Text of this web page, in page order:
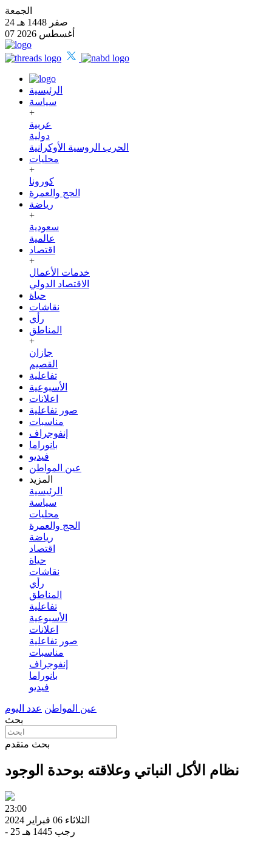
الجمعة
24 صفر 1448 هـ
07 أغسطس 2026
الرئيسية
سياسة
+
عربية
دولية
الحرب الروسية الأوكرانية
محليات
+
كورونا
الحج والعمرة
رياضة
+
سعودية
عالمية
اقتصاد
+
خدمات الأعمال
الاقتصاد الدولي
حياة
نقاشات
رأي
المناطق
+
جازان
القصيم
تفاعلية
الأسبوعية
اعلانات
صور تفاعلية
مناسبات
إنفوجراف
بانوراما
فيديو
عين المواطن
المزيد
الرئيسية
سياسة
محليات
الحج والعمرة
رياضة
اقتصاد
حياة
نقاشات
رأي
المناطق
تفاعلية
الأسبوعية
اعلانات
صور تفاعلية
مناسبات
إنفوجراف
بانوراما
فيديو
عين المواطن عدد اليوم
بحث
بحث متقدم
نظام الأكل النباتي وعلاقته بوحدة الوجود
23:00
الثلاثاء 06 فبراير 2024
- 25 رجب 1445 هـ